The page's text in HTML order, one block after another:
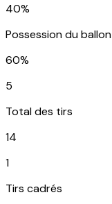
40%
Possession du ballon
60%
5
Total des tirs
14
1
Tirs cadrés